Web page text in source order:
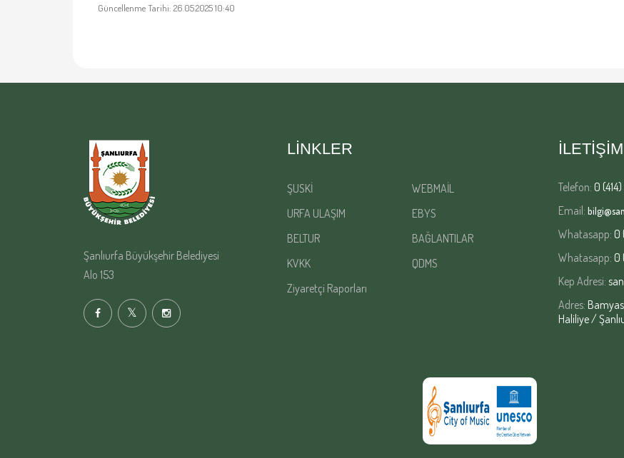
Güncellenme Tarihi: 26.05.2025 10:40
Şanlıurfa Büyükşehir Belediyesi
Alo 153
LINKLER
ŞUSKİ
WEBMAİL
URFA ULAŞIM
EBYS
BELTUR
BAĞLANTILAR
KVKK
QDMS
Ziyaretçi Raporları
İLETİŞİM
Telefon: 0
Email:
Whatasapp: 0
Whatasapp: 0
Kep Adresi:
Adres:
Haliliye /